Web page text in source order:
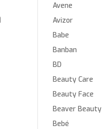
Avene
Avizor
Babe
Banban
BD
Beauty Care
Beauty Face
Beaver Beauty
Bebé